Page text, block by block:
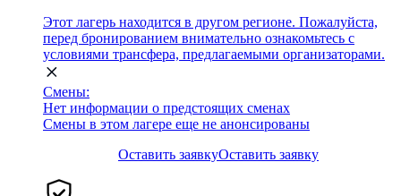
Этот лагерь находится в другом регионе. Пожалуйста,
перед бронированием внимательно ознакомьтесь с
условиями трансфера, предлагаемыми организаторами.
Смены:
Нет информации о предстоящих сменах
Смены в этом лагере еще не анонсированы
Оставить заявкуОставить заявку